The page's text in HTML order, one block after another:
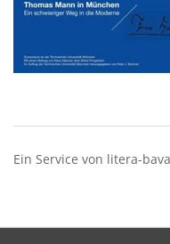
Ein Service von litera-